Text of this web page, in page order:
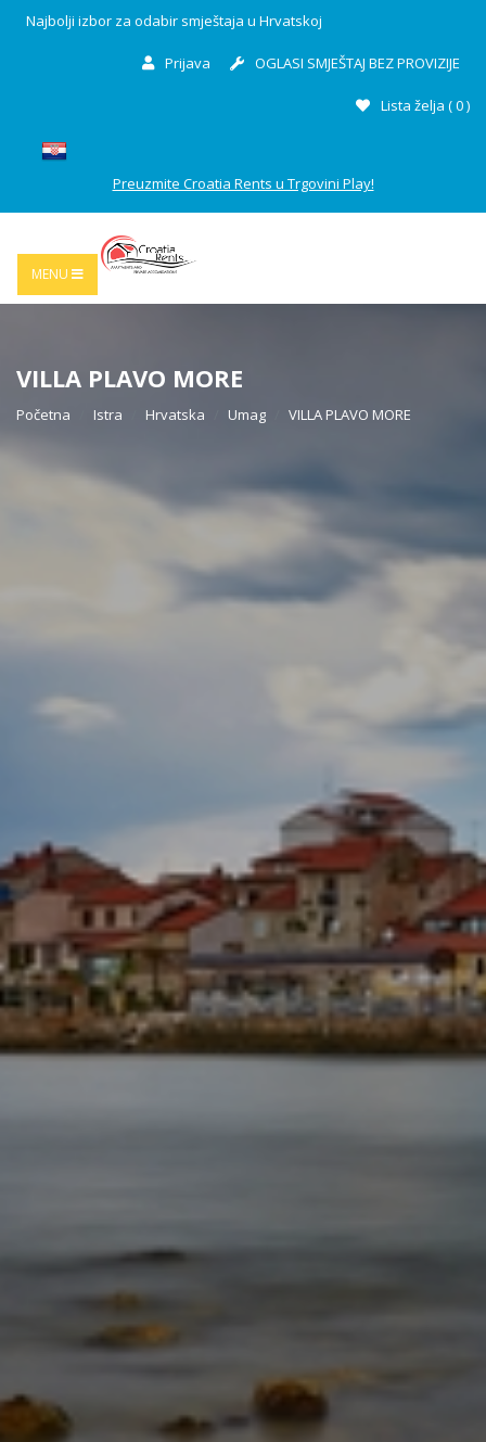
Najbolji izbor za odabir smještaja u Hrvatskoj
Prijava OGLASI SMJEŠTAJ BEZ PROVIZIJE
Lista želja (0)
Preuzmite Croatia Rents u Trgovini Play!
MENU
VILLA PLAVO MORE
Početna Istra Hrvatska Umag VILLA PLAVO MORE